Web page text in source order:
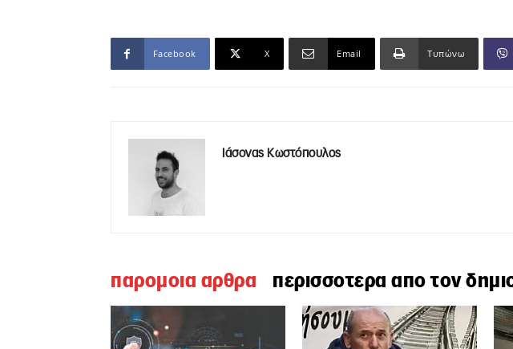
Facebook X Email Τυπώνω
Ιάσονας Κωστόπουλος
παρομοια αρθρα περισσοτερα απο τον